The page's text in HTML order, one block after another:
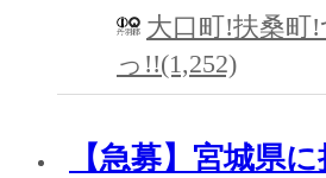
大口町!扶桑町
っ!!(1,252)
【急募】宮城県